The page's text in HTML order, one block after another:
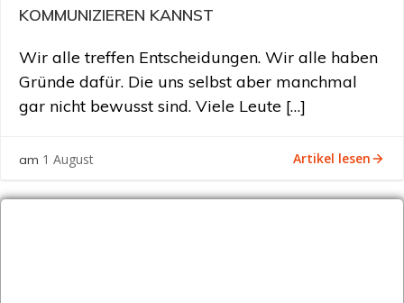
KOMMUNIZIEREN KANNST
Wir alle treffen Entscheidungen. Wir alle haben
Gründe dafür. Die uns selbst aber manchmal
gar nicht bewusst sind. Viele Leute […]
am 1 August Artikel lesen